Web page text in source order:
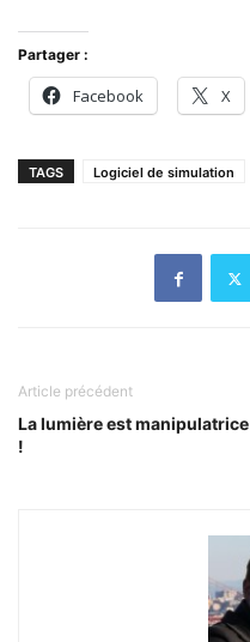
Partager :
Facebook X
TAGS Logiciel de simulation
Article précédent
La lumière est manipulatrice
!